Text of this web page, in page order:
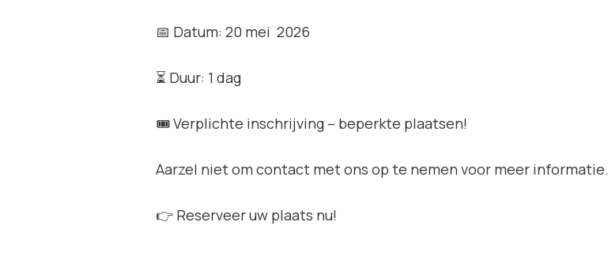
📅 Datum: 20 mei 2026
⏳ Duur: 1 dag
🎟 Verplichte inschrijving – beperkte plaatsen!
Aarzel niet om contact met ons op te nemen voor meer informatie.
👉 Reserveer uw plaats nu!